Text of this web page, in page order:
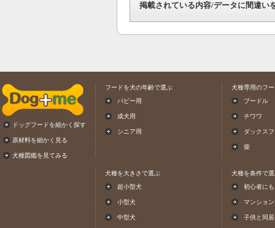
掲載されている内容/データに間違い
ドッグフードを細かく探す
原材料を細かく見る
犬種図鑑を見てみる
フードを犬の年齢で選ぶ
パピー用
成犬用
シニア用
犬種専用のフ
プードル
チワワ
ダックス
柴
犬種を大きさで選ぶ
超小型犬
小型犬
中型犬
犬種を条件で
初心者に
マンショ
子供と同